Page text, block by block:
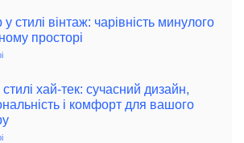
особливості
та
поради
–
джерело
позитиву
інтер’єрі
у стилі вінтаж: чарівність минулого
просторі
стилі
вінтаж:
чарівність
минулого
в
хай-тек: сучасний дизайн,
і комфорт для вашого